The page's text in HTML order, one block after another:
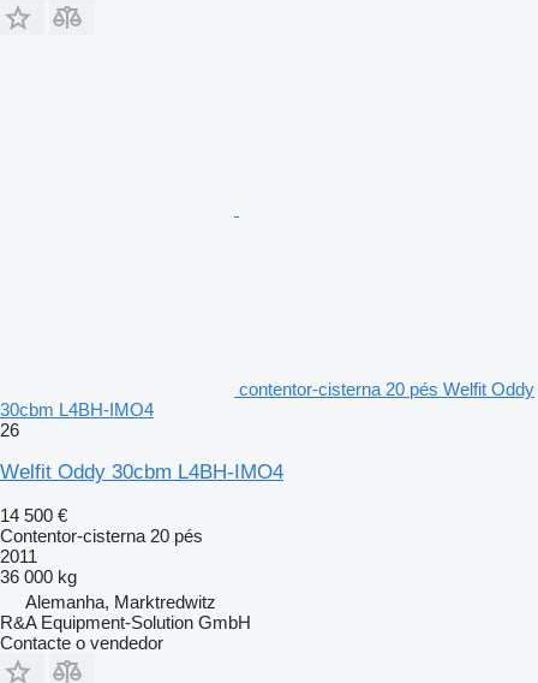
contentor-cisterna 20 pés Welfit Oddy
30cbm L4BH-IMO4
26
Welfit Oddy 30cbm L4BH-IMO4
14 500 €
Contentor-cisterna 20 pés
2011
36 000 kg
Alemanha, Marktredwitz
R&A Equipment-Solution GmbH
Contacte o vendedor